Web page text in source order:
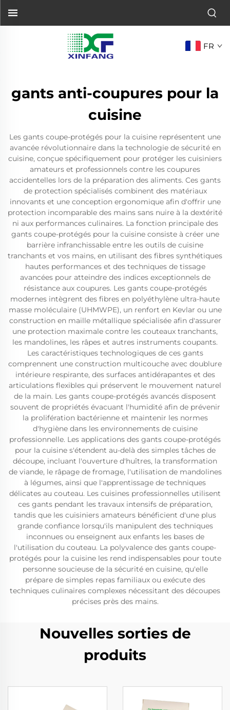
FR
gants anti-coupures pour la
cuisine
Les gants coupe-protégés pour la cuisine représentent une
avancée révolutionnaire dans la technologie de sécurité en
cuisine, conçue spécifiquement pour protéger les cuisiniers
amateurs et professionnels contre les coupures
accidentelles lors de la préparation des aliments. Ces gants
de protection spécialisés combinent des matériaux
innovants et une conception ergonomique afin d'offrir une
protection incomparable des mains sans nuire à la dextérité
ni aux performances culinaires. La fonction principale des
gants coupe-protégés pour la cuisine consiste à créer une
barrière infranchissable entre les outils de cuisine
tranchants et vos mains, en utilisant des fibres synthétiques
hautes performances et des techniques de tissage
avancées pour atteindre des indices exceptionnels de
résistance aux coupures. Les gants coupe-protégés
modernes intègrent des fibres en polyéthylène ultra-haute
masse moléculaire (UHMWPE), un renfort en Kevlar ou une
construction en maille métallique spécialisée afin d'assurer
une protection maximale contre les couteaux tranchants,
les mandolines, les râpes et autres instruments coupants.
Les caractéristiques technologiques de ces gants
comprennent une construction multicouche avec doublure
intérieure respirante, des surfaces antidérapantes et des
articulations flexibles qui préservent le mouvement naturel
de la main. Les gants coupe-protégés avancés disposent
souvent de propriétés évacuant l'humidité afin de prévenir
la prolifération bactérienne et maintenir les normes
d'hygiène dans les environnements de cuisine
professionnelle. Les applications des gants coupe-protégés
pour la cuisine s'étendent au-delà des simples tâches de
découpe, incluant l'ouverture d'huîtres, la transformation
de viande, le râpage de fromage, l'utilisation de mandolines
à légumes, ainsi que l'apprentissage de techniques
délicates au couteau. Les cuisines professionnelles utilisent
ces gants pendant les travaux intensifs de préparation,
tandis que les cuisiniers amateurs bénéficient d'une plus
grande confiance lorsqu'ils manipulent des techniques
inconnues ou enseignent aux enfants les bases de
l'utilisation du couteau. La polyvalence des gants coupe-
protégés pour la cuisine les rend indispensables pour toute
personne soucieuse de la sécurité en cuisine, qu'elle
prépare de simples repas familiaux ou exécute des
techniques culinaires complexes nécessitant des découpes
précises près des mains.
Nouvelles sorties de
produits